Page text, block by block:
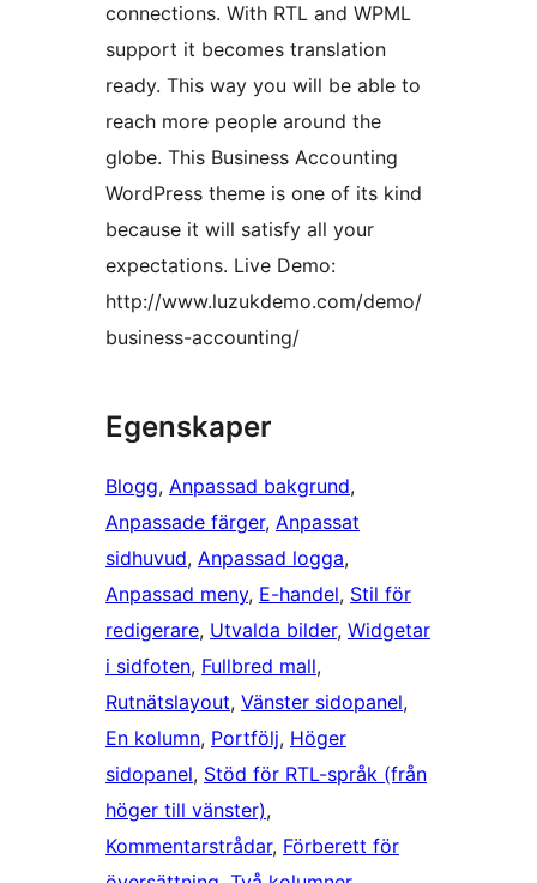
connections. With RTL and WPML
support it becomes translation
ready. This way you will be able to
reach more people around the
globe. This Business Accounting
WordPress theme is one of its kind
because it will satisfy all your
expectations. Live Demo:
http://www.luzukdemo.com/demo/
business-accounting/
Egenskaper
Blogg, Anpassad bakgrund
Anpassade färger, Anpassat
sidhuvud, Anpassad logga
Anpassad meny, E-handel, Stil för
redigerare, Utvalda bilder, Widgetar
i sidfoten, Fullbred mall
Rutnätslayout, Vänster sidopanel
En kolumn, Portfölj, Höger
sidopanel, Stöd för RTL-språk (från
höger till vänster)
Kommentarstrådar, Förberett för